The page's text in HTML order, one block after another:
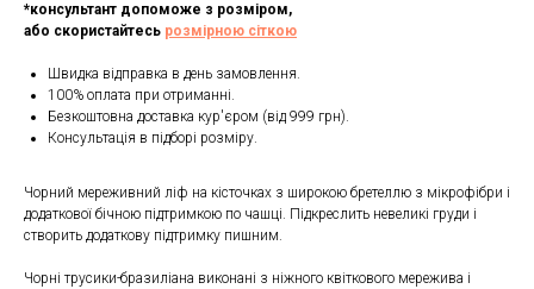
*консультант допоможе з розміром,
або скористайтесь розмірною сіткою
Швидка відправка в день замовлення.
100% оплата при отриманні.
Безкоштовна доставка кур'єром (від 999 грн).
Консультація в підборі розміру.
Чорний мереживний ліф на кісточках з широкою бретеллю з мікрофібри і
додаткової бічною підтримкою по чашці. Підкреслить невеликі груди і
створить додаткову підтримку пишним.
Чорні трусики-бразиліана виконані з ніжного квіткового мережива і